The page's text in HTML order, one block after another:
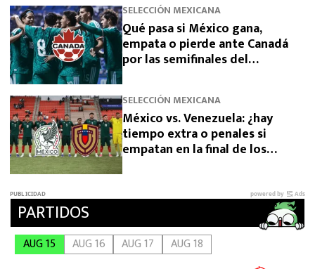
SELECCIÓN MEXICANA
Qué pasa si México gana,
empata o pierde ante Canadá
por las semifinales del
SELECCIÓN MEXICANA
México vs. Venezuela: ¿hay
tiempo extra o penales si
empatan en la final de los